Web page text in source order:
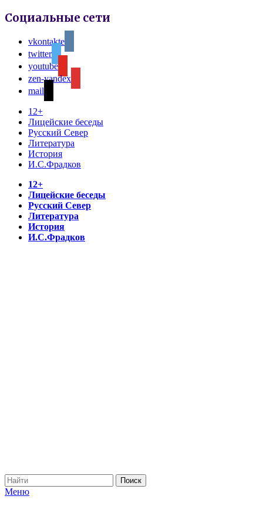
Социальные сети
vkontakte
twitter
youtube
zen-yandex
mail
12+
Лицейские беседы
Русский Север
Литература
История
И.С.Фрадков
12+
Лицейские беседы
Русский Север
Литература
История
И.С.Фрадков
Меню